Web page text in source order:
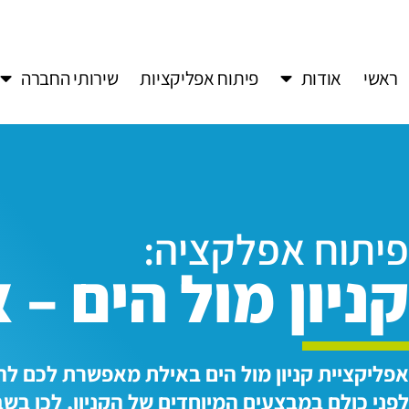
ראשי אודות פיתוח אפליקציות שירותי החברה
פיתוח אפלקציה:
קניון מול הים
אפליקציית קניון מול הים באילת מאפשרת לכם
לפני כולם במבצעים המיוחדים של הקניון, לכן